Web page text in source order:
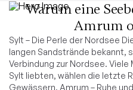
Warum eine
Amrum
Sylt – Die Perle der Nordsee
langen Sandstrände bekannt,
Verbindung zur Nordsee. Viele
Sylt liebten, wählen die letzte
Gewässern. Amrum – Ruhe